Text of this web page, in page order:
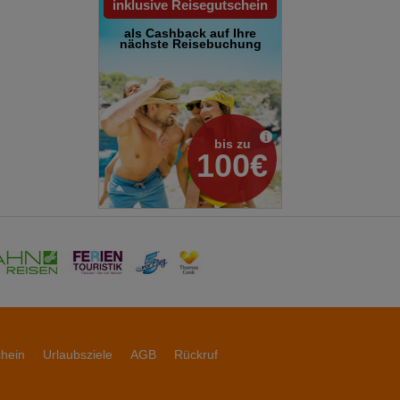
inklusive Reisegutschein
als Cashback auf Ihre
nächste Reisebuchung
bis zu
100€
Urlaubsziele AGB
Rückruf